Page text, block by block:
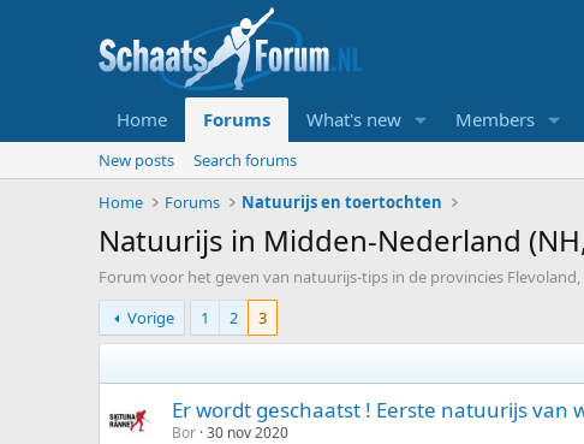
Home Forums What's new Members
New posts
Search forums
Home
Forums Natuurijs en toertochten
Natuurijs in Midden-Nederland (NH,
Forum voor het geven van natuurijs-tips in de provincies
Vorige
1 2 3
Er wordt geschaatst ! Eerste natuurijs van
Bor 30 nov 2020